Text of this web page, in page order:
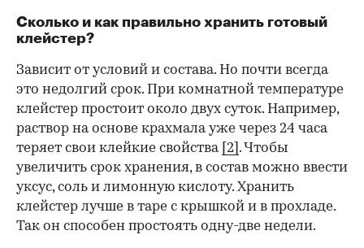
Сколько и как правильно хранить готовый
клейстер?
Зависит от условий и состава. Но почти всегда
это недолгий срок. При комнатной температуре
клейстер простоит около двух суток. Например,
раствор на основе крахмала уже через 24 часа
теряет свои клейкие свойства [2] . Чтобы
увеличить срок хранения, в состав можно ввести
уксус, соль и лимонную кислоту. Хранить
клейстер лучше в таре с крышкой и в прохладе.
Так он способен простоять одну-две недели.